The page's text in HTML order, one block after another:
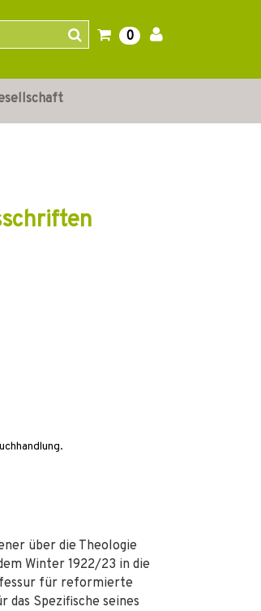
0
über die Theologie
Winter 1922/23 in die
für reformierte
Spezifische seines